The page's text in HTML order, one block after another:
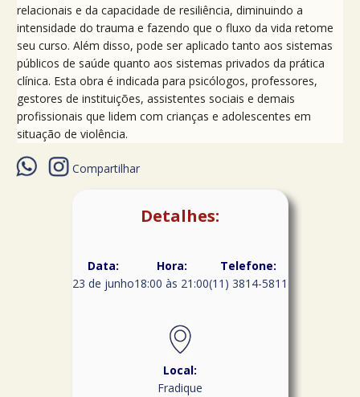
relacionais e da capacidade de resiliência, diminuindo a
intensidade do trauma e fazendo que o fluxo da vida retome
seu curso. Além disso, pode ser aplicado tanto aos sistemas
públicos de saúde quanto aos sistemas privados da prática
clínica. Esta obra é indicada para psicólogos, professores,
gestores de instituições, assistentes sociais e demais
profissionais que lidem com crianças e adolescentes em
situação de violência.
Compartilhar
Detalhes:
Data:
23 de junho
Hora:
18:00 às 21:00
Telefone:
(11) 3814-5811
Local:
Fradique